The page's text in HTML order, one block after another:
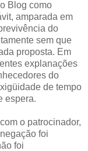
Blog como
amparada em
do
sem que
proposta. Em
explanações
do
de tempo
espera.
o patrocinador,
foi
foi